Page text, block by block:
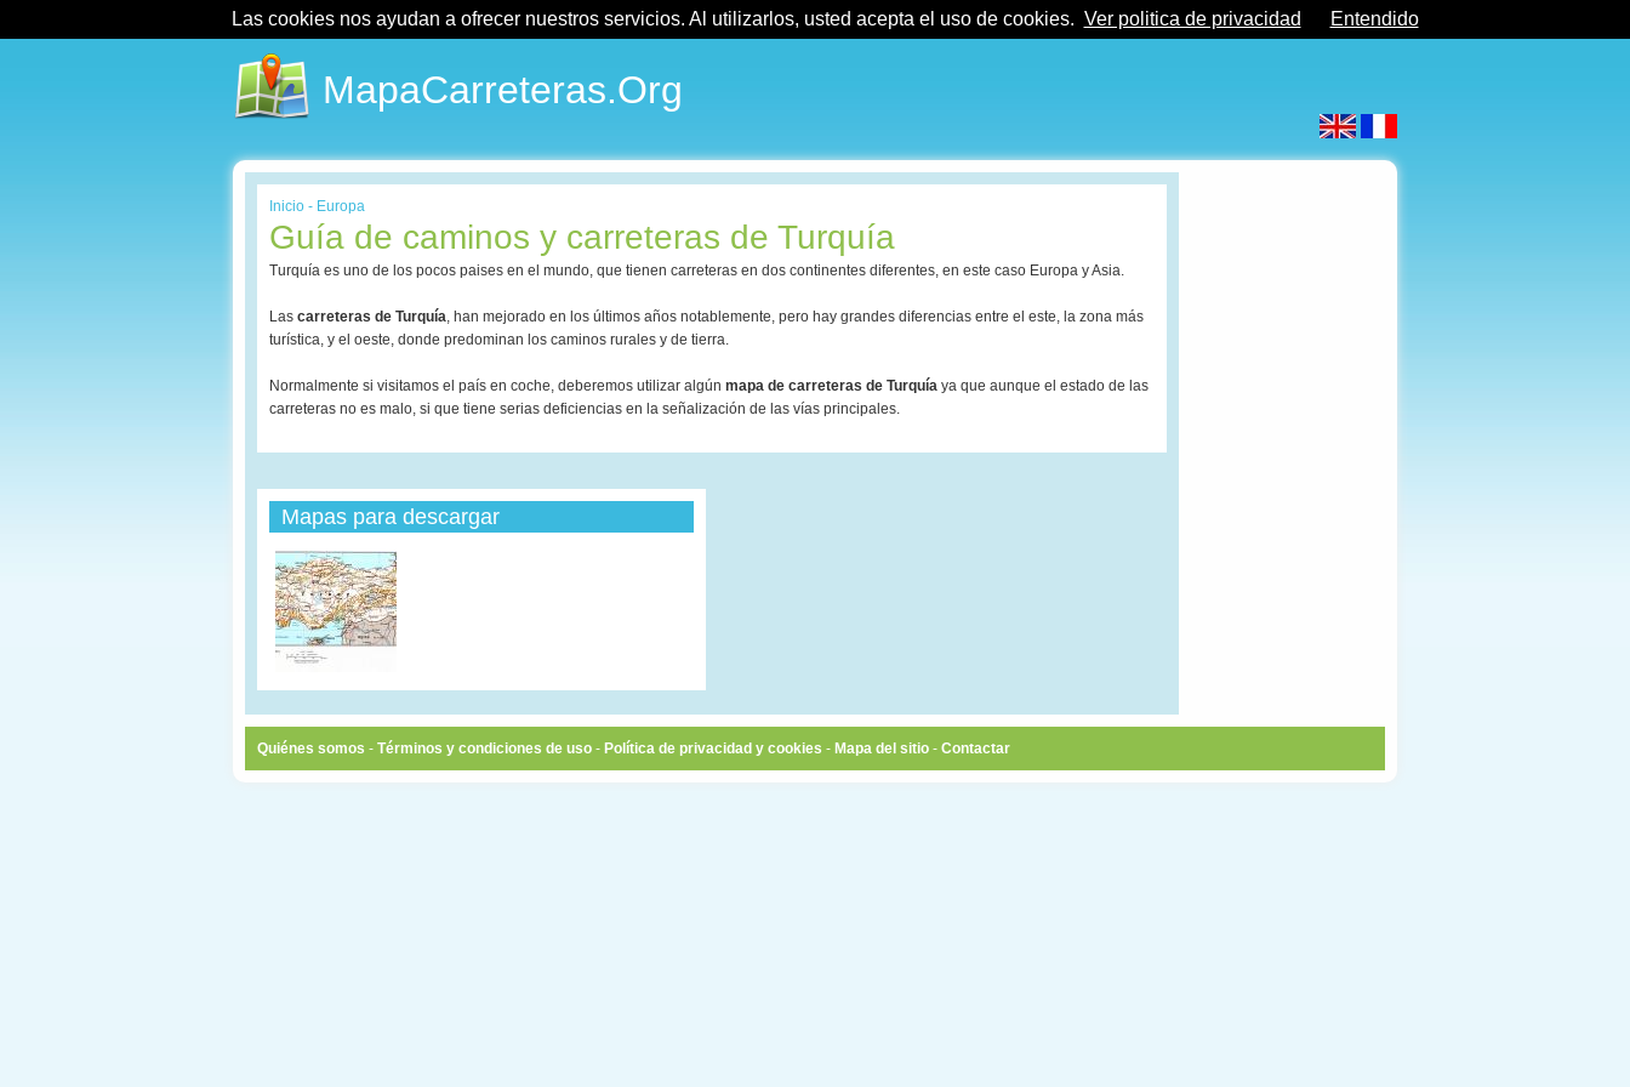
MapaCarreteras.Org
Inicio - Europa
Guía de caminos y carreteras de Turquía
Turquía es uno de los pocos paises en el mundo, que tienen carreteras en dos continentes diferentes, en este caso Europa y Asia.
Las carreteras de Turquía, han mejorado en los últimos años notablemente, pero hay grandes diferencias entre el este, la zona más
turística, y el oeste, donde predominan los caminos rurales y de tierra.
Normalmente si visitamos el país en coche, deberemos utilizar algún mapa de carreteras de Turquía ya que aunque el estado de las
carreteras no es malo, si que tiene serias deficiencias en la señalización de las vías principales.
Mapas para descargar
Quiénes somos - Términos y condiciones de uso - Política de privacidad y cookies - Mapa del sitio - Contactar
Las cookies nos ayudan a ofrecer nuestros servicios. Al utilizarlos, usted acepta el uso de cookies. Ver politica de privacidad Entendido